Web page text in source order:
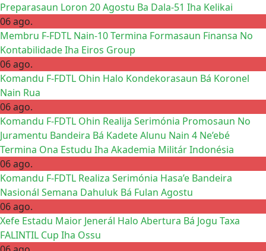
Preparasaun Loron 20 Agostu Ba Dala-51 Iha Kelikai
06 ago.
Membru F-FDTL Nain-10 Termina Formasaun Finansa No
Kontabilidade Iha Eiros Group
06 ago.
Komandu F-FDTL Ohin Halo Kondekorasaun Bá Koronel
Nain Rua
06 ago.
Komandu F-FDTL Ohin Realija Serimónia Promosaun No
Juramentu Bandeira Bá Kadete Alunu Nain 4 Ne’ebé
Termina Ona Estudu Iha Akademia Militár Indonésia
06 ago.
Komandu F-FDTL Realiza Serimónia Hasa’e Bandeira
Nasionál Semana Dahuluk Bá Fulan Agostu
06 ago.
Xefe Estadu Maior Jenerál Halo Abertura Bá Jogu Taxa
FALINTIL Cup Iha Ossu